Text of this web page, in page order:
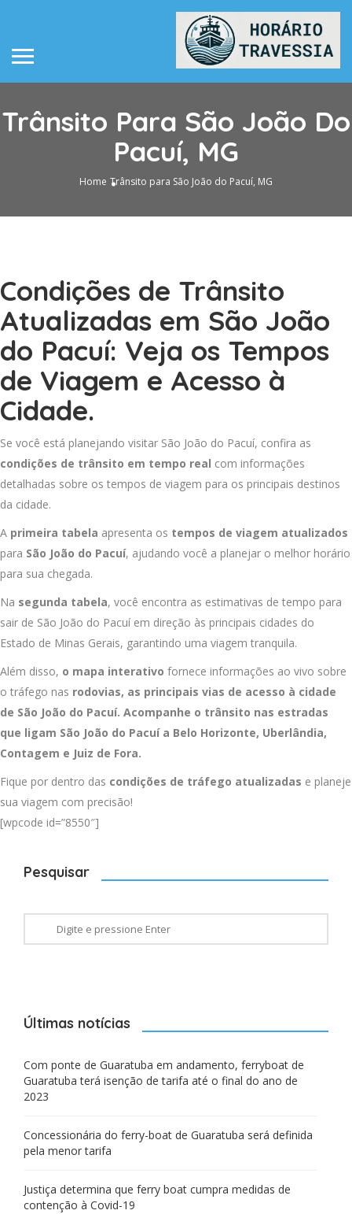
Trânsito Para São João Do
Pacuí, MG
Home Trânsito para São João do Pacuí, MG
Condições de Trânsito
Atualizadas em São João
do Pacuí: Veja os Tempos
de Viagem e Acesso à
Cidade.
Se você está planejando visitar São João do Pacuí, confira as
condições de trânsito em tempo real com informações
detalhadas sobre os tempos de viagem para os principais destinos
da cidade.
A primeira tabela apresenta os tempos de viagem atualizados
para São João do Pacuí, ajudando você a planejar o melhor horário
para sua chegada.
Na segunda tabela, você encontra as estimativas de tempo para
sair de São João do Pacuí em direção às principais cidades do
Estado de Minas Gerais, garantindo uma viagem tranquila.
Além disso, o mapa interativo fornece informações ao vivo sobre
o tráfego nas rodovias, as principais vias de acesso à cidade
de São João do Pacuí. Acompanhe o trânsito nas estradas
que ligam São João do Pacuí a Belo Horizonte, Uberlândia,
Contagem e Juiz de Fora.
Fique por dentro das condições de tráfego atualizadas e planeje
sua viagem com precisão!
[wpcode id=”8550″]
Pesquisar
Últimas notícias
Com ponte de Guaratuba em andamento, ferryboat de
Guaratuba terá isenção de tarifa até o final do ano de
2023
Concessionária do ferry-boat de Guaratuba será definida
pela menor tarifa
Justiça determina que ferry boat cumpra medidas de
contenção à Covid-19